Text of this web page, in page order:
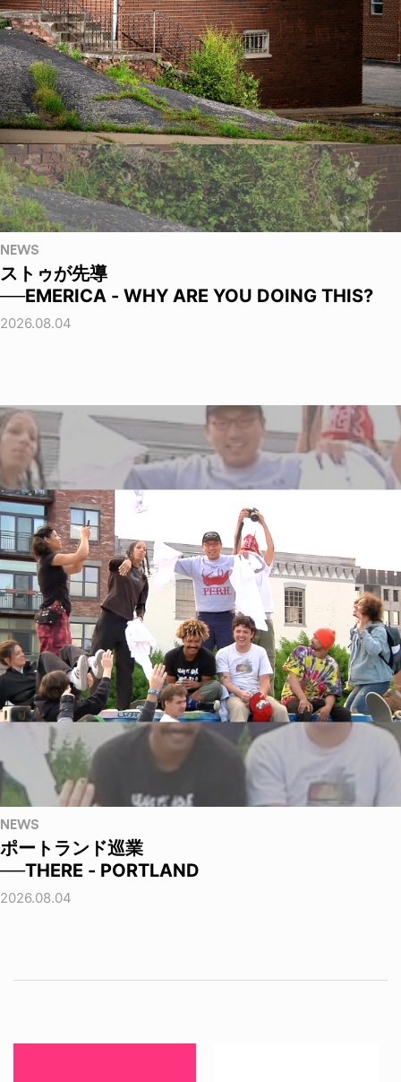
NEWS
ストゥが先導
──EMERICA - WHY ARE YOU DOING THIS?
2026.08.04
NEWS
ポートランド巡業
──THERE - PORTLAND
2026.08.04